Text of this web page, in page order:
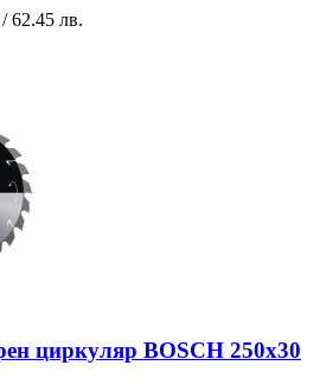
62.45 лв.
циркуляр BOSCH 250x30